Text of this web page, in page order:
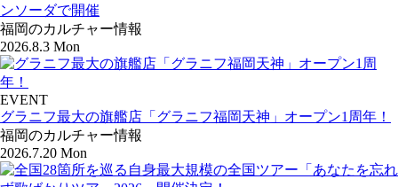
ンソーダで開催
福岡のカルチャー情報
2026.8.3 Mon
EVENT
グラニフ最大の旗艦店「グラニフ福岡天神」オープン1周年！
福岡のカルチャー情報
2026.7.20 Mon